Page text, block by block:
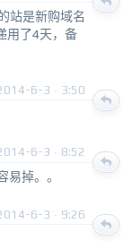
站是新购域名
用了4天，备
6-3 · 3:50
6-3 · 8:52
易掉。。
6-3 · 9:26